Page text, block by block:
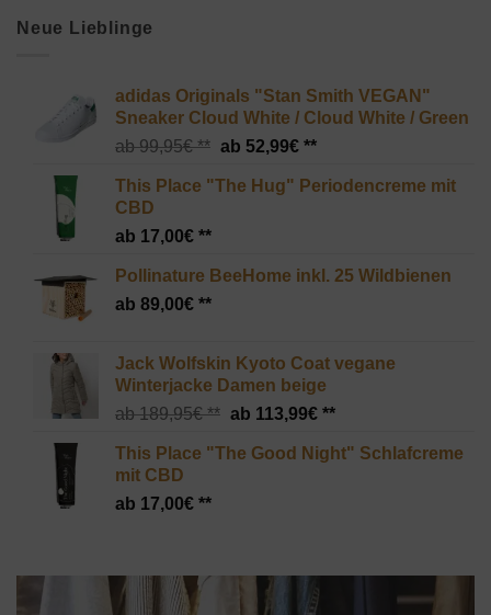
Neue Lieblinge
adidas Originals "Stan Smith VEGAN"
Sneaker Cloud White / Cloud White / Green
99,95€
Ursprünglicher
war:
52,99€
Aktueller
ist:
This Place "The Hug" Periodencreme mit
CBD
17,00€
Pollinature BeeHome inkl. 25 Wildbienen
89,00€
Jack Wolfskin Kyoto Coat vegane
Winterjacke Damen beige
189,95€
Ursprünglicher
war:
113,99€
Aktueller
ist:
This Place "The Good Night" Schlafcreme
mit CBD
17,00€